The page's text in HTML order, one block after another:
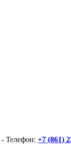
- Телефон: +7 (861)